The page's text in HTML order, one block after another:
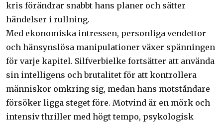
kris förändrar snabbt hans planer och sätter
händelser i rullning.
Med ekonomiska intressen, personliga vendettor
och hänsynslösa manipulationer växer spänningen
för varje kapitel. Silfverbielke fortsätter att använda
sin intelligens och brutalitet för att kontrollera
människor omkring sig, medan hans motståndare
försöker ligga steget före. Motvind är en mörk och
intensiv thriller med högt tempo, psykologisk